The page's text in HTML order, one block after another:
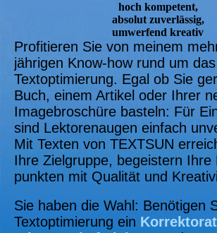
hoch kompetent,
absolut zuverlässig,
umwerfend kreativ
Profitieren Sie von meinem
jährigen Know-how rund um
Textoptimierung. Egal ob Sie
Buch, einem Artikel oder Ihrer
Imagebroschüre basteln: Für
sind Lektorenaugen einfach
Mit Texten von TEXTSUN
Ihre Zielgruppe, begeistern Ihre
punkten mit Qualität und
Sie haben die Wahl: Benötigen
Textoptimierung ein Korrektorat